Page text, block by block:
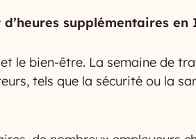
supplémentaires en
le bien-être. La semaine de
tels que la sécurité ou la